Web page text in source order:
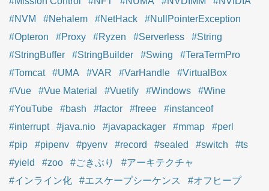
#NVM
#Nehalem #NetHack
#NullPointerException
#Opteron
#Proxy #Ryzen #Serverless
#String
#StringBuffer
#StringBuilder #Swing
#TeraTermPro
#Tomcat
#UMA #VAR #VarHandle
#VirtualBox
#Vue
#Vue Material #Vuetify #Windows
#Wine
#YouTube
#bash #factor #freee
#instanceof
#interrupt
#java.nio #javapackager #mmap
#perl
#pip
#pipenv #pyenv #record #sealed #switch
#ts
#yield
#zoo #ごきぶり
#アーキテクチャ
#インライン化
#エスケープシーケンス
#オフヒープ